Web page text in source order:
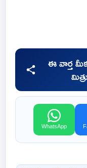
ఈ వార్త
WhatsApp